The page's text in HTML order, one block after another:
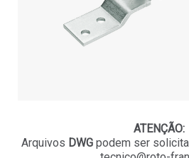
ATENÇÃO:
Arquivos DWGpodem ser